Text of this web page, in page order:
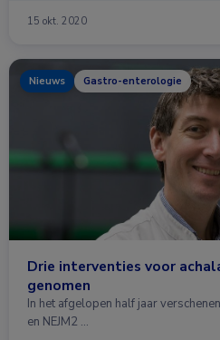
15 okt. 2020
Nieuws Gastro-enterologie
Drie interventies voor
genomen
In het afgelopen half jaar
en NEJM2 …